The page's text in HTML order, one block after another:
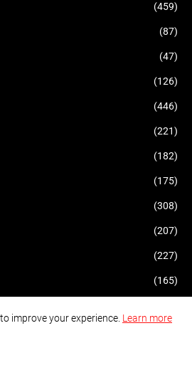
(459)
(87)
(47)
(126)
(446)
(221)
(182)
(175)
(308)
(207)
(227)
(165)
improve your experience. Learn more